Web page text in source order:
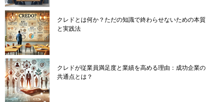
クレドとは何か？ただの知識で終わらせないための本質
と実践法
クレドが従業員満足度と業績を高める理由：成功企業の
共通点とは？